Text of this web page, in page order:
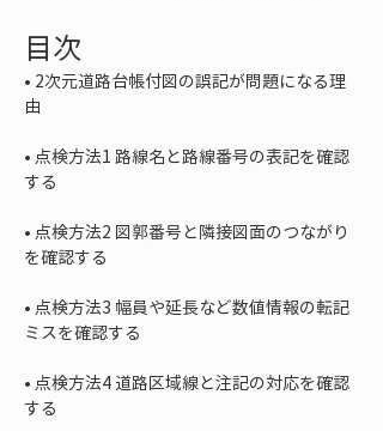
目次
• 2次元道路台帳付図の誤記が問題になる理
• 点検方法1 路線名と路線番号の表記を確認
• 点検方法2 図郭番号と隣接図面のつながり
• 点検方法3 幅員や延長など数値情報の転記
• 点検方法4 道路区域線と注記の対応を確認